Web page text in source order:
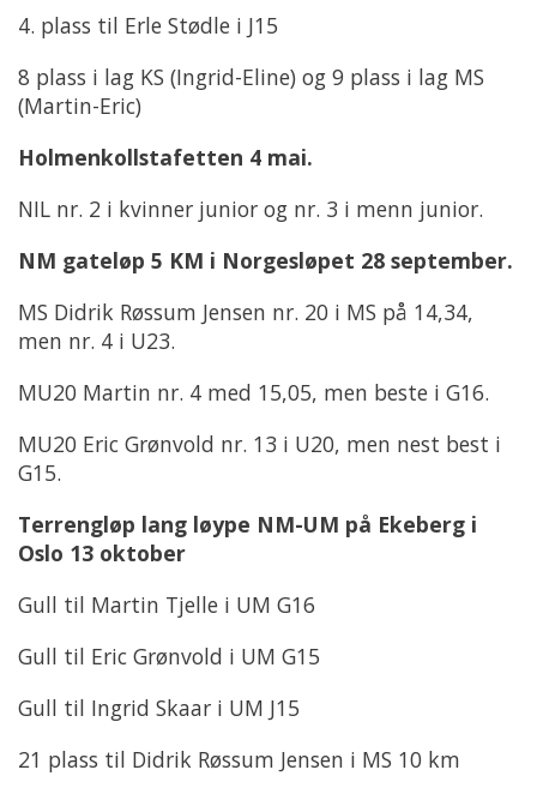
4. plass til Erle Stødle i J15
8 plass i lag KS (Ingrid-Eline) og 9 plass i lag MS
(Martin-Eric)
Holmenkollstafetten 4 mai.
NIL nr. 2 i kvinner junior og nr. 3 i menn junior.
NM gateløp 5 KM i Norgesløpet 28 september.
MS Didrik Røssum Jensen nr. 20 i MS på 14,34,
men nr. 4 i U23.
MU20 Martin nr. 4 med 15,05, men beste i G16.
MU20 Eric Grønvold nr. 13 i U20, men nest best i
G15.
Terrengløp lang løype NM-UM på Ekeberg i
Oslo 13 oktober
Gull til Martin Tjelle i UM G16
Gull til Eric Grønvold i UM G15
Gull til Ingrid Skaar i UM J15
21 plass til Didrik Røssum Jensen i MS 10 km